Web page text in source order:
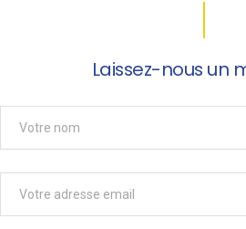
Laissez-nous un